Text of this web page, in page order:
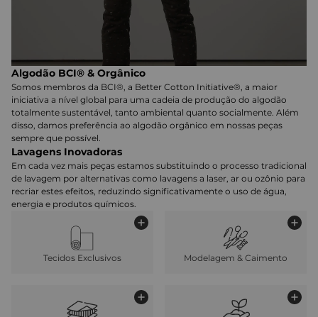
Algodão BCI® & Orgânico
Somos membros da BCI®, a Better Cotton Initiative®, a maior
iniciativa a nível global para uma cadeia de produção do algodão
totalmente sustentável, tanto ambiental quanto socialmente. Além
disso, damos preferência ao algodão orgânico em nossas peças
sempre que possível.
Lavagens Inovadoras
Em cada vez mais peças estamos substituindo o processo tradicional
de lavagem por alternativas como lavagens a laser, ar ou ozônio para
recriar estes efeitos, reduzindo significativamente o uso de água,
energia e produtos químicos.
Tecidos Exclusivos Modelagem & Caimento